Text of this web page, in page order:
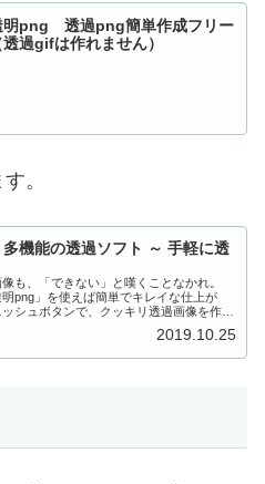
明png 透過png簡単作成フリー
過gifは作れません）
。
機能の透過ソフト ～ 手軽に透
も、「できない」と嘆くことなかれ。
明png」を使えば簡単でキレイな仕上が
シュボタンで、クッキリ透過画像を作り
2019.10.25